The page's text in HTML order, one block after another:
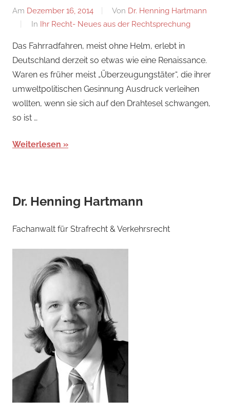
Am Dezember 16, 2014 Von Dr. Henning Hartmann
In Ihr Recht- Neues aus der Rechtsprechung
Das Fahrradfahren, meist ohne Helm, erlebt in
Deutschland derzeit so etwas wie eine Renaissance.
Waren es früher meist „Überzeugungstäter“, die ihrer
umweltpolitischen Gesinnung Ausdruck verleihen
wollten, wenn sie sich auf den Drahtesel schwangen,
so ist …
Weiterlesen
Dr. Henning Hartmann
Fachanwalt für Strafrecht & Verkehrsrecht